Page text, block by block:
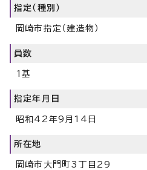
指定（種別）
岡崎市指定（建造物）
員数
1基
指定年月日
昭和42年9月14日
所在地
岡崎市大門町3丁目29